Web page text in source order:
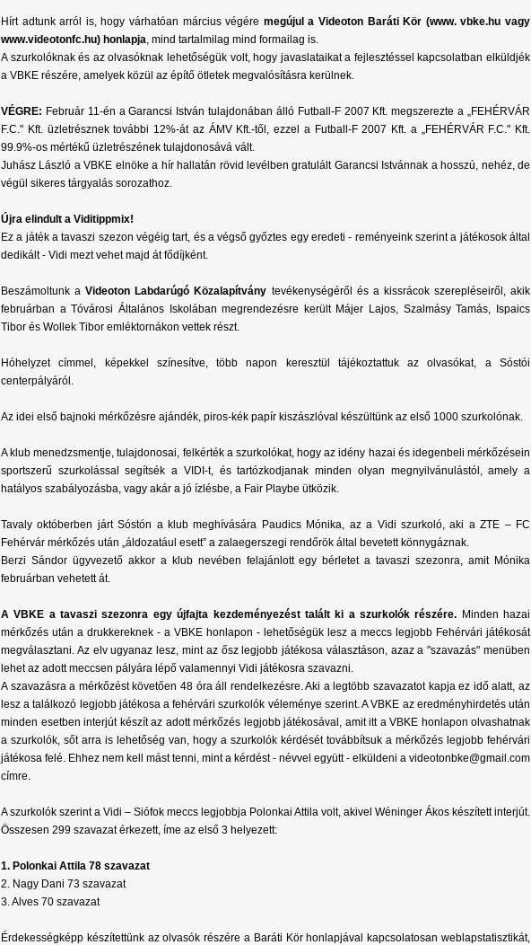
Hírt adtunk arról is, hogy várhatóan március végére megújul a Videoton Baráti Kör (www. vbke.hu vagy
www.videotonfc.hu) honlapja, mind tartalmilag mind formailag is.
A szurkolóknak és az olvasóknak lehetőségük volt, hogy javaslataikat a fejlesztéssel kapcsolatban elküldjék
a VBKE részére, amelyek közül az építő ötletek megvalósításra kerülnek.
VÉGRE: Február 11-én a Garancsi István tulajdonában álló Futball-F 2007 Kft. megszerezte a „FEHÉRVÁR
F.C." Kft. üzletrésznek további 12%-át az ÁMV Kft.-től, ezzel a Futball-F 2007 Kft. a „FEHÉRVÁR F.C." Kft.
99.9%-os mértékű üzletrészének tulajdonosává vált.
Juhász László a VBKE elnöke a hír hallatán rövid levélben gratulált Garancsi Istvánnak a hosszú, nehéz, de
végül sikeres tárgyalás sorozathoz.
Újra elindult a Viditippmix!
Ez a játék a tavaszi szezon végéig tart, és a végső győztes egy eredeti - reményeink szerint a játékosok által
dedikált - Vidi mezt vehet majd át fődíjként.
Beszámoltunk aVideoton Labdarúgó Közalapítvány tevékenységéről és a kissrácok szerepléseiről, akik
februárban a Tóvárosi Általános Iskolában megrendezésre került Májer Lajos, Szalmásy Tamás, Ispaics
Tibor és Wollek Tibor emléktornákon vettek részt.
Hóhelyzet címmel, képekkel színesítve, több napon keresztül tájékoztattuk az olvasókat, a Sóstói
centerpályáról.
Az idei első bajnoki mérkőzésre ajándék, piros-kék papír kiszászlóval készültünk az első 1000 szurkolónak.
A klub menedzsmentje, tulajdonosai, felkérték a szurkolókat, hogy az idény hazai és idegenbeli mérkőzésein
sportszerű szurkolással segítsék a VIDI-t, és tartózkodjanak minden olyan megnyilvánulástól, amely a
hatályos szabályozásba, vagy akár a jó ízlésbe, a Fair Playbe ütközik.
Tavaly októberben járt Sóstón a klub meghívására Paudics Mónika, az a Vidi szurkoló, aki a ZTE – FC
Fehérvár mérkőzés után „áldozatául esett” a zalaegerszegi rendőrök által bevetett könnygáznak.
Berzi Sándor ügyvezető akkor a klub nevében felajánlott egy bérletet a tavaszi szezonra, amit Mónika
februárban vehetett át.
A VBKE a tavaszi szezonra egy újfajta kezdeményezést talált ki a szurkolók részére. Minden hazai
mérkőzés után a drukkereknek - a VBKE honlapon - lehetőségük lesz a meccs legjobb Fehérvári játékosát
megválasztani. Az elv ugyanaz lesz, mint az ősz legjobb játékosa választáson, azaz a "szavazás" menüben
lehet az adott meccsen pályára lépő valamennyi Vidi játékosra szavazni.
A szavazásra a mérkőzést követően 48 óra áll rendelkezésre. Aki a legtöbb szavazatot kapja ez idő alatt, az
lesz a találkozó legjobb játékosa a fehérvári szurkolók véleménye szerint. A VBKE az eredményhirdetés után
minden esetben interjút készít az adott mérkőzés legjobb játékosával, amit itt a VBKE honlapon olvashatnak
a szurkolók, sőt arra is lehetőség van, hogy a szurkolók kérdését továbbítsuk a mérkőzés legjobb fehérvári
játékosa felé. Ehhez nem kell mást tenni, mint a kérdést - névvel együtt - elküldeni a videotonbke@gmail.com
címre.
A szurkolók szerint a Vidi – Siófok meccs legjobbja Polonkai Attila volt, akivel Wéninger Ákos készített interjút.
Összesen 299 szavazat érkezett, íme az első 3 helyezett:
1. Polonkai Attila 78 szavazat
2. Nagy Dani 73 szavazat
3. Alves 70 szavazat
Érdekességképp készítettünk az olvasók részére a Baráti Kör honlapjával kapcsolatosan weblapstatisztikát,